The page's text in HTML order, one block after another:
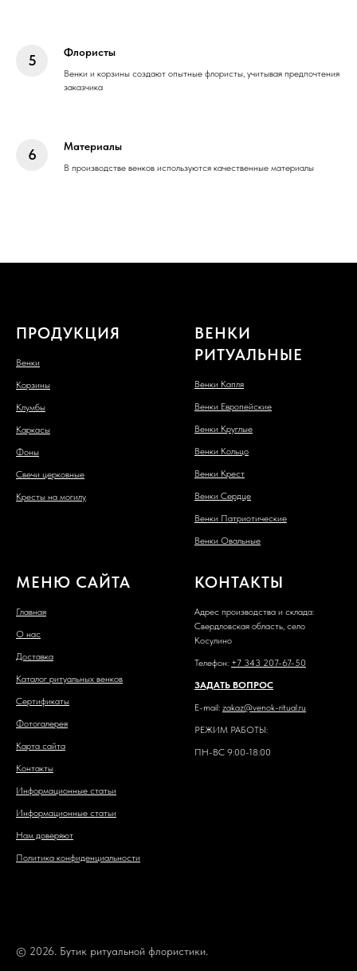
Флористы
Венки и корзины создают опытные флористы, учитывая предпочтения
заказчика
Материалы
В производстве венков используются качественные материалы
ПРОДУКЦИЯ
Венки
Корзины
Клумбы
Каркасы
Фоны
Свечи церковные
Кресты на могилу
ВЕНКИ
РИТУАЛЬНЫЕ
Венки Капля
Венки Европейские
Венки Круглые
Венки Кольцо
Венки Крест
Венки Сердце
Венки Патриотические
Венки Овальные
МЕНЮ САЙТА
Главная
О нас
Доставка
Каталог ритуальных венков
Сертификаты
Фотогалерея
Карта сайта
Контакты
Информационные статьи
Информационные статьи
Нам доверяют
Политика конфиденциальности
КОНТАКТЫ
Адрес производства и склада:
Свердловская область, село
Косулино
Телефон: +7 343 207-67-50
ЗАДАТЬ ВОПРОС
E-mail: zakaz@venok-ritual.ru
РЕЖИМ РАБОТЫ:
ПН-ВС 9:00-18:00
© 2026. Бутик ритуальной флористики.